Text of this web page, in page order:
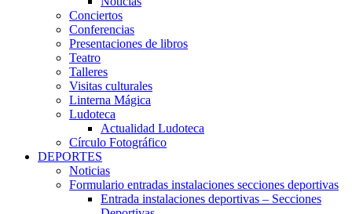
Conciertos
Conferencias
Presentaciones de libros
Teatro
Talleres
Visitas culturales
Linterna Mágica
Ludoteca
Actualidad Ludoteca
Círculo Fotográfico
DEPORTES
Noticias
Formulario entradas instalaciones secciones deportivas
Entrada instalaciones deportivas – Secciones